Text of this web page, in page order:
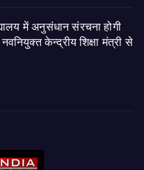
में अनुसंधान संरचना होगी
केन्द्रीय शिक्षा मंत्री से